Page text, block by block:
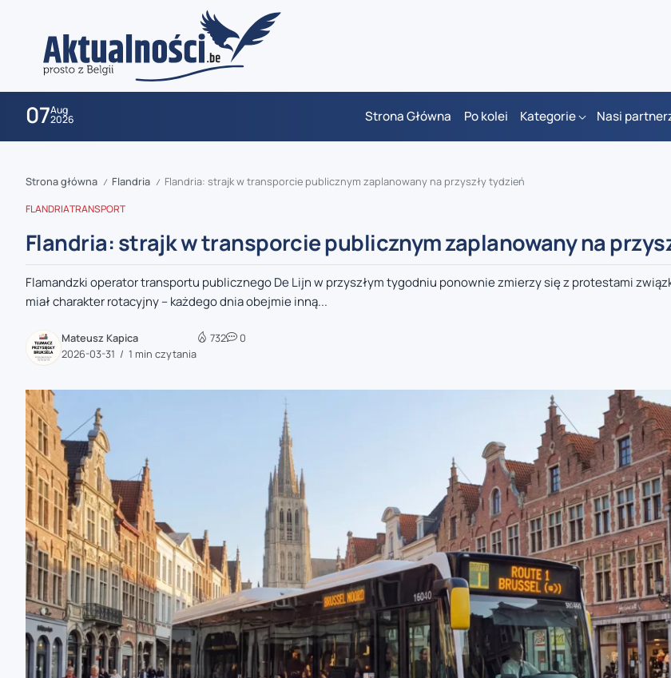
07Aug
2026 Strona Główna Po kolei Kategorie Nasi
zaobserwuj nas
zaobserwuj nas
zaobserwuj nas
zaobserwuj nas
zaobserwuj nas
Strona główna / Flandria / Flandria: strajk w transporcie publicznym zaplanowany na przyszły tydzień
FLANDRIATRANSPORT
Flandria: strajk w transporcie publicznym zaplanowany na
Flamandzki operator transportu publicznego De Lijn w przyszłym tygodniu ponownie zmierzy się z protestami
miał charakter rotacyjny – każdego dnia obejmie inną...
Mateusz Kapica
2026-03-31
1 min czytania
732 0